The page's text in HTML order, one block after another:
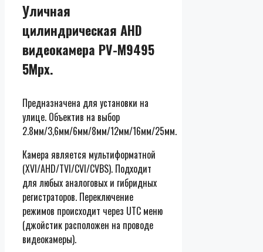
Уличная
цилиндрическая AHD
видеокамера PV-M9495
5Mpx.
Предназначена для установки на
улице. Объектив на выбор
2.8мм/3,6мм/6мм/8мм/12мм/16мм/25мм.
Камера является мультиформатной
(XVI/AHD/TVI/CVI/CVBS). Подходит
для любых аналоговых и гибридных
регистраторов. Переключение
режимов происходит через UTC меню
(джойстик расположен на проводе
видеокамеры).